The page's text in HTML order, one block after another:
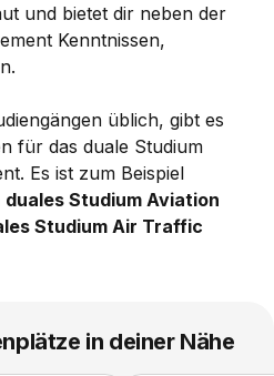
und bietet dir neben der
Kenntnissen,
üblich, gibt es
für das duale Studium
Es ist zum Beispiel
duales Studium Aviation
Studium Air Traffic
in deiner Nähe